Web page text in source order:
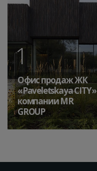
1
Офис продаж ЖК
«Paveletskaya СITY»
компании MR
GROUP